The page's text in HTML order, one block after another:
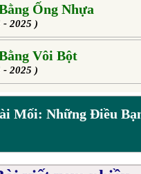
Ống Nhựa
- 2025 )
Vôi Bột
- 2025 )
Mối: Những Điều